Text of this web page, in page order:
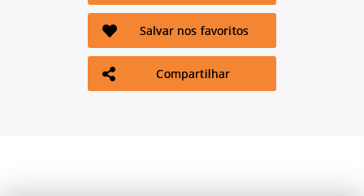
Salvar nos favoritos
Compartilhar